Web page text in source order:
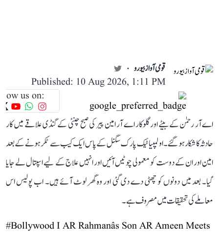
قومی آواز بیورو
Published: 10 Aug 2026, 1:11 PM
us on:
اے آر رحمٰن کے بیٹے اور گلوکار اے آر امین پیر کی صبح چنئی کے گنڈی علاقے میں کار
حادثہ کا شکار ہو گئے۔ اولمپیا ٹیک پارک سگنل کے پاس ایک کیب سے ٹکر ہونے کے بعد
امین اور ان کے دوست کو معمولی چوٹیں آئیں اور انہیں علاج کے لیے اسپتال لے جایا
گیا۔ بعد میں دونوں کو چھٹی دے دی گئی اور وہ گھر لوٹ آئے ہیں۔ اب پولیس اس
معاملے کی تحقیقات میں مصروف ہے۔
#BollywoodI AR Rahmanâs Son AR Ameen Meets